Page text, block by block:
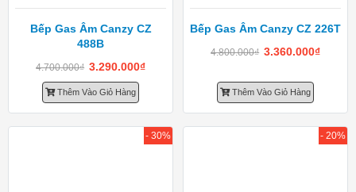
Bếp Gas Âm Canzy CZ
488B
4.700.000₫ 3.290.000₫
Thêm Vào Giỏ Hàng
Bếp Gas Âm Canzy CZ 226T
4.800.000₫ 3.360.000₫
Thêm Vào Giỏ Hàng
- 30% - 20%